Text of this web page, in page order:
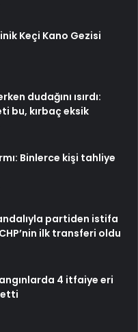
Keçi Kano Gezisi
dudağını ısırdı:
bu, kırbaç eksik
Binlerce kişi tahliye
partiden istifa
ilk transferi oldu
4 itfaiye eri